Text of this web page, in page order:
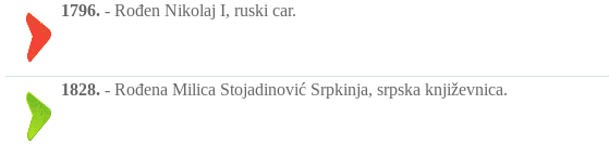
1796. - Rođen Nikolaj I, ruski car.
1828. - Rođena Milica Stojadinović Srpkinja, srpska književnica.